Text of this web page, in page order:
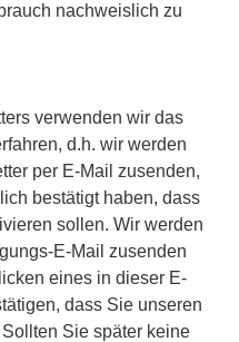
nachweislich zu
verwenden wir das
d.h. wir werden
per E-Mail zusenden,
bestätigt haben, dass
sollen. Wir werden
E-Mail zusenden
eines in dieser E-
dass Sie unseren
Sie später keine